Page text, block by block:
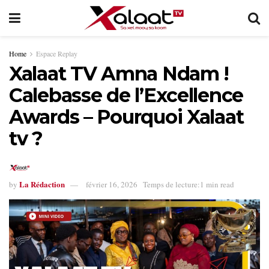
Home Espace Replay
Xalaat TV Amna Ndam !
Calebasse de l’Excellence
Awards – Pourquoi Xalaat
tv ?
by La Rédaction février 16, 2026 Temps de lecture:1 min read